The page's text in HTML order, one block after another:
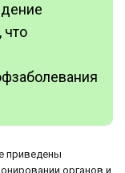
что
приведены
органов и